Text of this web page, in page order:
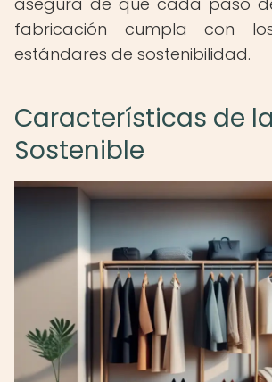
fabricación cumpla con
estándares de sostenibilidad.
Características de
Sostenible